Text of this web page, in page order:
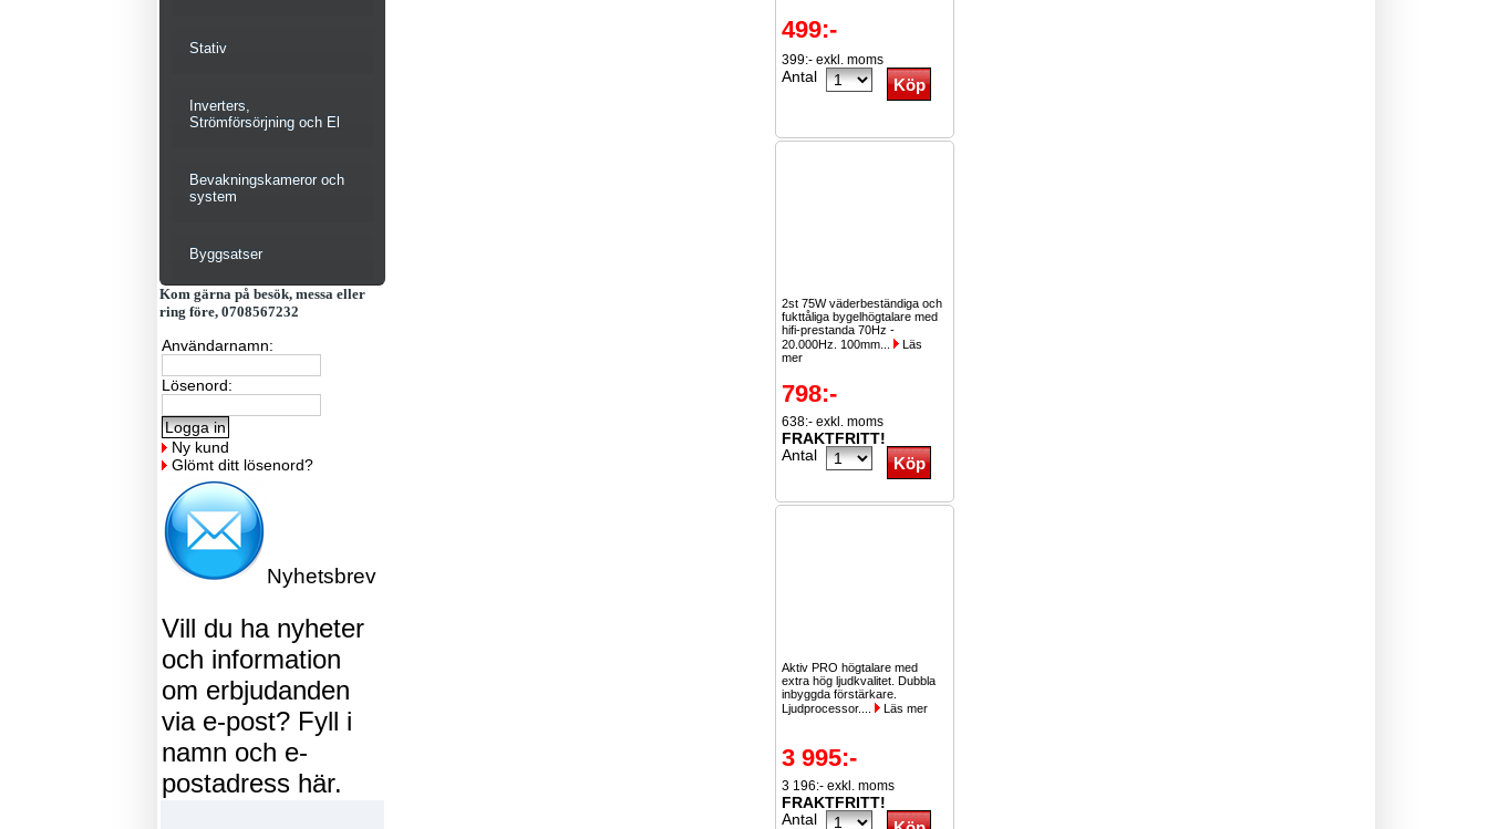
Stativ
Inverters,
Strömförsörjning och El
Bevakningskameror och
system
Byggsatser
Kom gärna på besök, messa eller
ring före, 0708567232
Användarnamn:
Lösenord:
Ny kund
Glömt ditt lösenord?
Nyhetsbrev
Vill du ha nyheter
och information
om erbjudanden
via e-post? Fyll i
namn och e-
postadress här.
499:-
399:- exkl. moms
Antal
2st 75W väderbeständiga och
fukttåliga bygelhögtalare med
hifi-prestanda 70Hz -
20.000Hz. 100mm...
Läs
mer
798:-
638:- exkl. moms
FRAKTFRITT!
Antal
Aktiv PRO högtalare med
extra hög ljudkvalitet. Dubbla
inbyggda förstärkare.
Ljudprocessor....
Läs mer
3 995:-
3 196:- exkl. moms
FRAKTFRITT!
Antal